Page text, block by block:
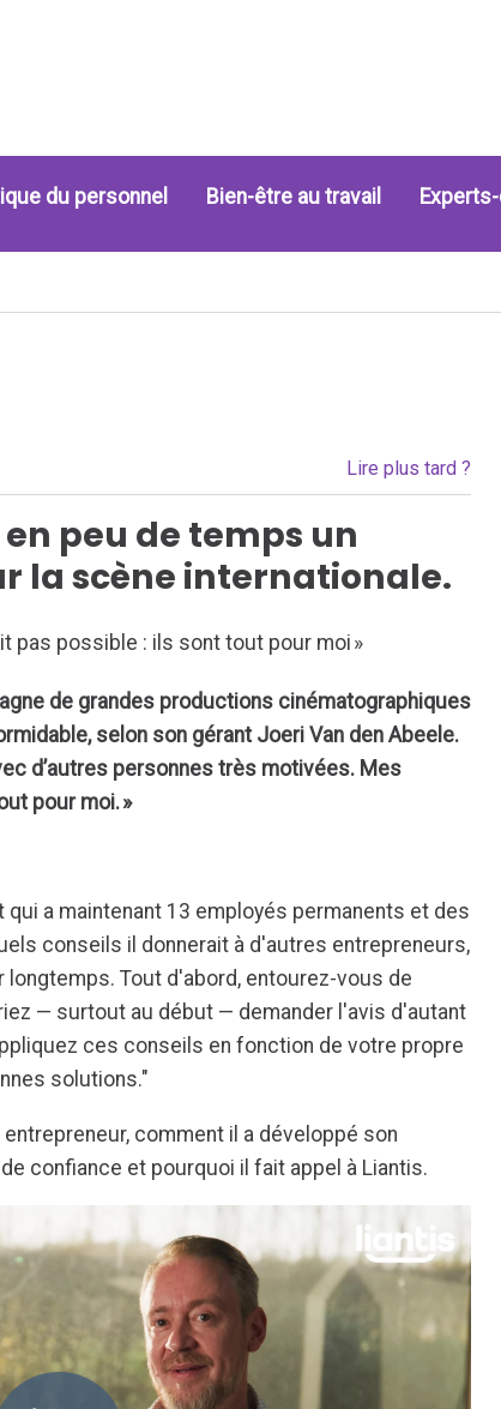
du personnel Bien-être au travail
Lire plus tard ?
peu de temps un
la scène internationale.
pas possible : ils sont tout pour moi »
de grandes productions cinématographiques
selon son gérant Joeri Van den Abeele.
d’autres personnes très motivées. Mes
pour moi. »
a maintenant 13 employés permanents et des
conseils il donnerait à d'autres entrepreneurs,
longtemps. Tout d'abord, entourez-vous de
— surtout au début — demander l'avis d'autant
ces conseils en fonction de votre propre
solutions."
comment il a développé son
confiance et pourquoi il fait appel à Liantis.